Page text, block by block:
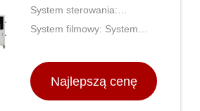
System sterowania:
PLC/ekran dotykowy
System filmowy: System
Najlepszą cenę